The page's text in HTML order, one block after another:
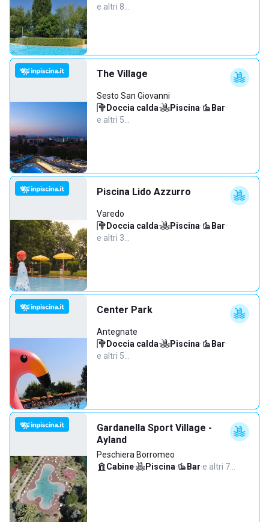
e altri 8…
The Village
Sesto San Giovanni
Doccia calda· Piscina· Bar·
e altri 5…
Piscina Lido Azzurro
Varedo
Doccia calda· Piscina· Bar·
e altri 3…
Center Park
Antegnate
Doccia calda· Piscina· Bar·
e altri 5…
Gardanella Sport Village -
Ayland
Peschiera Borromeo
Cabine· Piscina· Bar·e altri 7…